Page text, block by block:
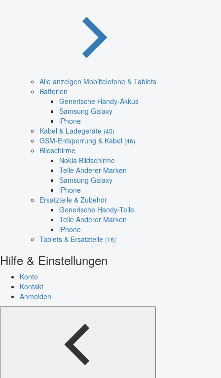
Alle anzeigen Mobiltelefone & Tablets
Batterien
Generische Handy-Akkus
Samsung Galaxy
iPhone
Kabel & Ladegeräte (45)
GSM-Entsperrung & Kabel (46)
Bildschirme
Nokia Bildschirme
Teile Anderer Marken
Samsung Galaxy
iPhone
Ersatzteile & Zubehör
Generische Handy-Teile
Teile Anderer Marken
iPhone
Tablets & Ersatzteile (18)
Hilfe & Einstellungen
Konto
Kontakt
Anmelden